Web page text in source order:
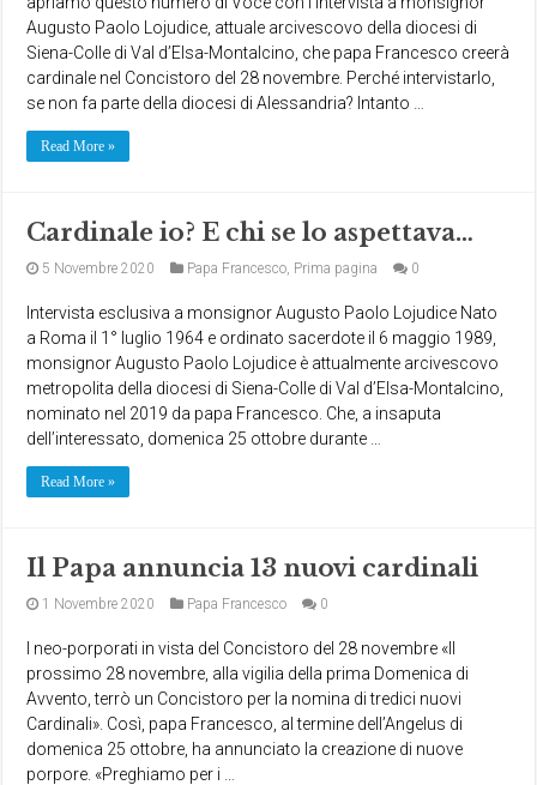
Augusto Paolo Lojudice, attuale arcivescovo della diocesi di
Siena-Colle di Val d’Elsa-Montalcino, che papa Francesco creerà
cardinale nel Concistoro del 28 novembre. Perché intervistarlo,
se non fa parte della diocesi di Alessandria? Intanto …
Read More »
Cardinale io? E chi se lo aspettava…
5 Novembre 2020 Papa Francesco, Prima pagina 0
Intervista esclusiva a monsignor Augusto Paolo Lojudice Nato
a Roma il 1° luglio 1964 e ordinato sacerdote il 6 maggio 1989,
monsignor Augusto Paolo Lojudice è attualmente arcivescovo
metropolita della diocesi di Siena-Colle di Val d’Elsa-Montalcino,
nominato nel 2019 da papa Francesco. Che, a insaputa
dell’interessato, domenica 25 ottobre durante …
Read More »
Il Papa annuncia 13 nuovi cardinali
1 Novembre 2020 Papa Francesco 0
I neo-porporati in vista del Concistoro del 28 novembre «Il
prossimo 28 novembre, alla vigilia della prima Domenica di
Avvento, terrò un Concistoro per la nomina di tredici nuovi
Cardinali». Così, papa Francesco, al termine dell’Angelus di
domenica 25 ottobre, ha annunciato la creazione di nuove
porpore. «Preghiamo per i …